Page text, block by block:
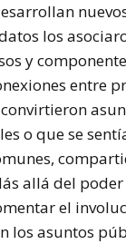
los
y
entre
o que se
allá del
el
los asuntos